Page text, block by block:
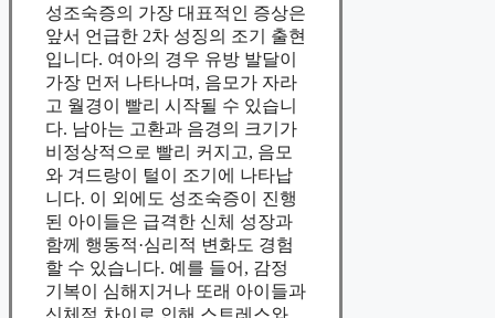
성조숙증의 가장 대표적인 증상은
앞서 언급한 2차 성징의 조기 출현
입니다. 여아의 경우 유방 발달이
가장 먼저 나타나며, 음모가 자라
고 월경이 빨리 시작될 수 있습니
다. 남아는 고환과 음경의 크기가
비정상적으로 빨리 커지고, 음모
와 겨드랑이 털이 조기에 나타납
니다. 이 외에도 성조숙증이 진행
된 아이들은 급격한 신체 성장과
함께 행동적·심리적 변화도 경험
할 수 있습니다. 예를 들어, 감정
기복이 심해지거나 또래 아이들과